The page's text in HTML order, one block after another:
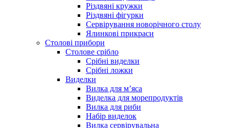
Різдвяні кружки
Різдвяні фігурки
Сервірування новорічного столу
Ялинкові прикраси
Столові прибори
Столове срібло
Срібні виделки
Срібні ложки
Виделки
Вилка для м’яса
Виделка для морепродуктів
Вилка для риби
Набір виделок
Вилка сервірувальна